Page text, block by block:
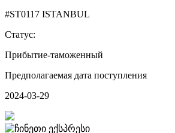
#ST0117 ISTANBUL
Статус:
Прибытие-таможенный
Предполагаемая дата поступления
2024-03-29